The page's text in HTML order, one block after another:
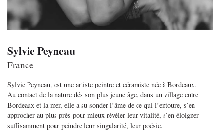
Sylvie Peyneau
France
Sylvie Peyneau, est une artiste peintre et céramiste née à Bordeaux.
Au contact de la nature dés son plus jeune âge, dans un village entre
Bordeaux et la mer, elle a su sonder l’âme de ce qui l’entoure, s’en
approcher au plus près pour mieux révéler leur vitalité, s’en éloigner
suffisamment pour peindre leur singularité, leur poésie.